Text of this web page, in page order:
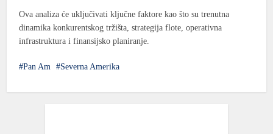
Ova analiza će uključivati ​​ključne faktore kao što su trenutna
dinamika konkurentskog tržišta, strategija flote, operativna
infrastruktura i finansijsko planiranje.
Pan Am Severna Amerika